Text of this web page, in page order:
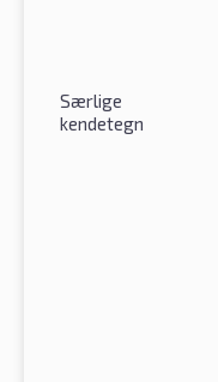
Særlige
kendetegn